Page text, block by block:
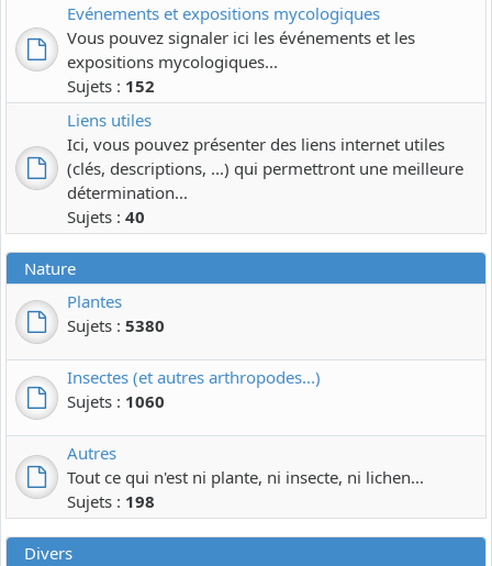
Evénements et expositions mycologiques
Vous pouvez signaler ici les événements et les
expositions mycologiques...
Sujets : 152
Liens utiles
Ici, vous pouvez présenter des liens internet utiles
(clés, descriptions, ...) qui permettront une meilleure
détermination...
Sujets : 40
Nature
Plantes
Sujets : 5380
Insectes (et autres arthropodes...)
Sujets : 1060
Autres
Tout ce qui n'est ni plante, ni insecte, ni lichen...
Sujets : 198
Divers